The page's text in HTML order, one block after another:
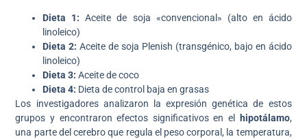
Dieta 1: Aceite de soja «convencional» (alto en ácido
linoleico)
Dieta 2: Aceite de soja Plenish (transgénico, bajo en ácido
linoleico)
Dieta 3: Aceite de coco
Dieta 4: Dieta de control baja en grasas
Los investigadores analizaron la expresión genética de estos
grupos y encontraron efectos significativos en el
hipotálamo,
una parte del cerebro que regula el peso corporal, la temperatura,